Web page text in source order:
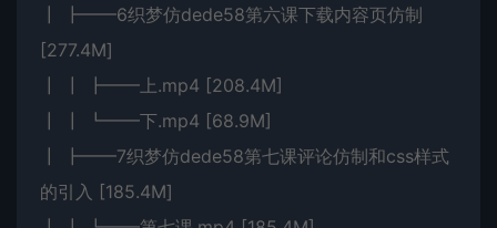
┃ ┣━━6织梦仿dede58第六课下载内容页仿制
[277.4M]
┃ ┃ ┣━━上.mp4 [208.4M]
┃ ┃ ┗━━下.mp4 [68.9M]
┃ ┣━━7织梦仿dede58第七课评论仿制和css样式
的引入 [185.4M]